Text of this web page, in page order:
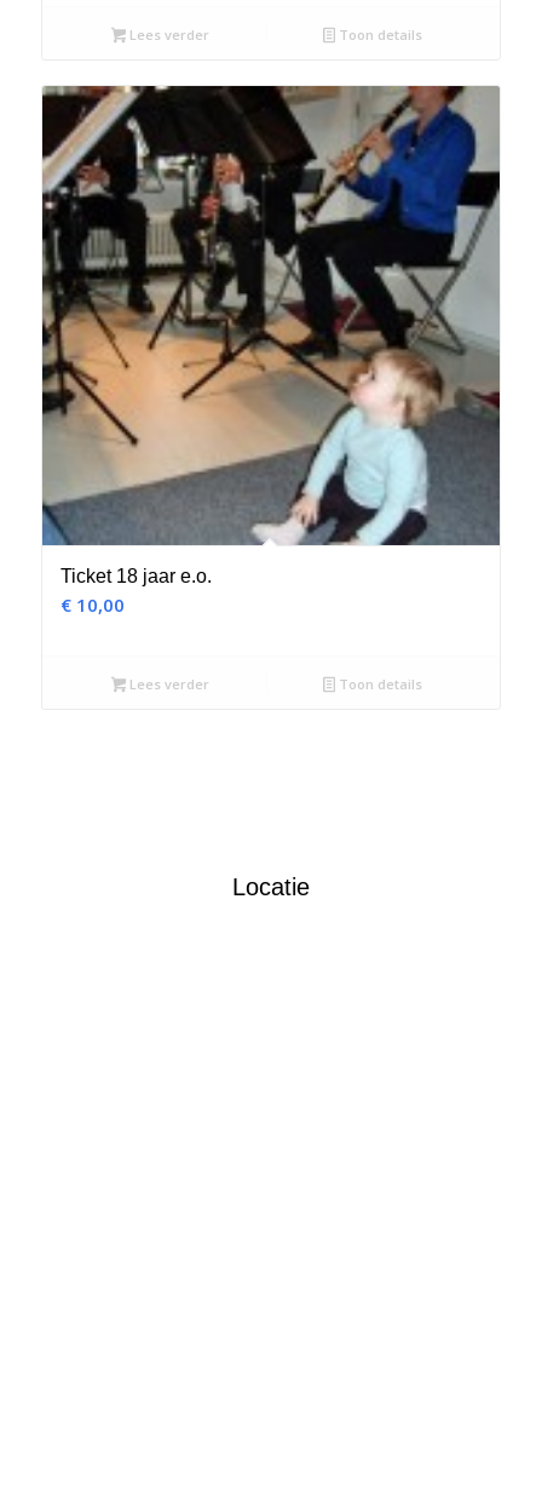
Lees verder Toon details
Ticket 18 jaar e.o.
€10,00
Lees verder Toon details
Locatie